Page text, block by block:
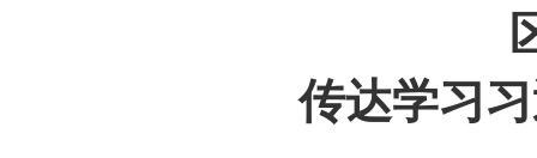
传达学习